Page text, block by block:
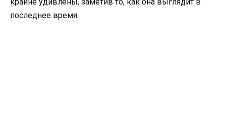
последнее время.